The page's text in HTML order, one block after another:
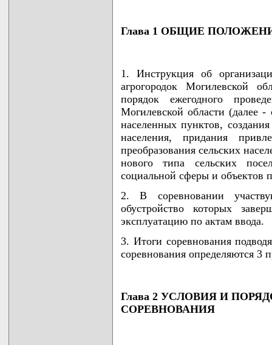
Глава 1 ОБЩИЕ
1. Инструкция об
агрогородок Могилевской
порядок ежегодного
Могилевской области (далее -
населенных пунктов,
населения, придания
преобразования сельских
нового типа сельских
социальной сферы и объектов
2. В соревновании
обустройство которых
эксплуатацию по актам ввода.
3. Итоги соревнования
соревнования определяются 3
Глава 2 УСЛОВИЯ И
СОРЕВНОВАНИЯ